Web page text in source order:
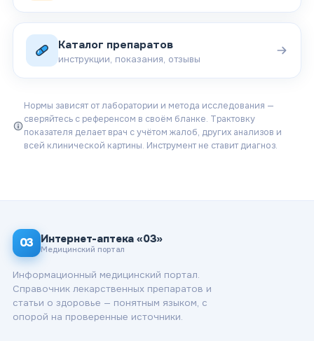
Каталог препаратов
инструкции, показания, отзывы
Нормы зависят от лаборатории и метода исследования —
сверяйтесь с референсом в своём бланке. Трактовку
показателя делает врач с учётом жалоб, других анализов и
всей клинической картины. Инструмент не ставит диагноз.
03 Интернет-аптека «03»
Медицинский портал
Информационный медицинский портал.
Справочник лекарственных препаратов и
статьи о здоровье — понятным языком, с
опорой на проверенные источники.